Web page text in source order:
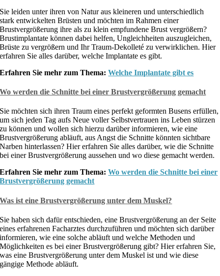
Sie leiden unter ihren von Natur aus kleineren und unterschiedlich
stark entwickelten Brüsten und möchten im Rahmen einer
Brustvergrößerung ihre als zu klein empfundene Brust vergrößern?
Brustimplantate können dabei helfen, Ungleichheiten auszugleichen,
Brüste zu vergrößern und Ihr Traum-Dekolleté zu verwirklichen. Hier
erfahren Sie alles darüber, welche Implantate es gibt.
Erfahren Sie mehr zum Thema:Welche Implantate gibt es
Wo werden die Schnitte bei einer Brustvergrößerung gemacht
Sie möchten sich ihren Traum eines perfekt geformten Busens erfüllen,
um sich jeden Tag aufs Neue voller Selbstvertrauen ins Leben stürzen
zu können und wollen sich hierzu darüber informieren, wie eine
Brustvergrößerung abläuft, aus Angst die Schnitte könnten sichtbare
Narben hinterlassen? Hier erfahren Sie alles darüber, wie die Schnitte
bei einer Brustvergrößerung aussehen und wo diese gemacht werden.
Erfahren Sie mehr zum Thema:Wo werden die Schnitte bei einer
Brustvergrößerung gemacht
Was ist eine Brustvergrößerung unter dem Muskel?
Sie haben sich dafür entschieden, eine Brustvergrößerung an der Seite
eines erfahrenen Facharztes durchzuführen und möchten sich darüber
informieren, wie eine solche abläuft und welche Methoden und
Möglichkeiten es bei einer Brustvergrößerung gibt? Hier erfahren Sie,
was eine Brustvergrößerung unter dem Muskel ist und wie diese
gängige Methode abläuft.